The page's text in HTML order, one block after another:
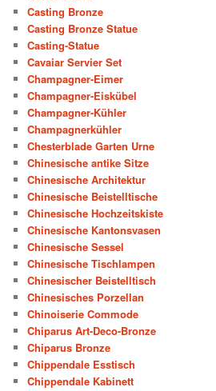
Casting Bronze
Casting Bronze Statue
Casting-Statue
Cavaiar Servier Set
Champagner-Eimer
Champagner-Eiskübel
Champagner-Kühler
Champagnerkühler
Chesterblade Garten Urne
Chinesische antike Sitze
Chinesische Architektur
Chinesische Beistelltische
Chinesische Hochzeitskiste
Chinesische Kantonsvasen
Chinesische Sessel
Chinesische Tischlampen
Chinesischer Beistelltisch
Chinesisches Porzellan
Chinoiserie Commode
Chiparus Art-Deco-Bronze
Chiparus Bronze
Chippendale Esstisch
Chippendale Kabinett